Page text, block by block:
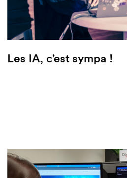
Les IA, c’est sympa !